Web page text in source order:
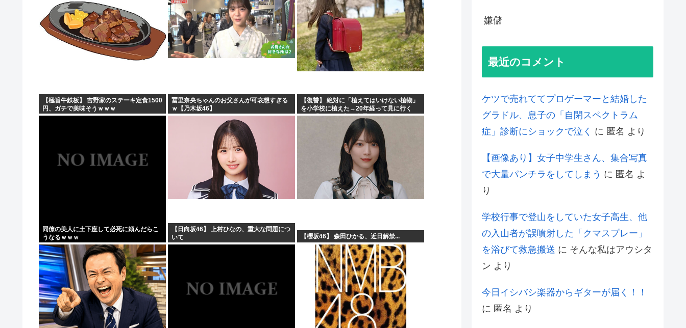
【極旨牛鉄板】 吉野家のステーキ定食1500
円、ガチで美味そうｗｗｗ
冨里奈央ちゃんのお父さんが可哀想すぎる
ｗ【乃木坂46】
【復讐】 絶対に「植えてはいけない植物」
を小学校に植えた→20年経って見に行く
と…「！？」衝撃の光景が・・・
同僚の美人に土下座して必死に頼んだらこ
うなるｗｗｗ
【日向坂46】 上村ひなの、重大な問題につ
いて
【櫻坂46】 森田ひかる、近日解禁...
嫌儲
最近のコメント
ケツで売れててプロゲーマーと結婚した
グラドル、息子の「自閉スペクトラム
症」診断にショックで泣く に 匿名 より
【画像あり】女子中学生さん、集合写真
で大量パンチラをしてしまう に 匿名 よ
り
学校行事で登山をしていた女子高生、他
の入山者が誤噴射した「クマスプレー」
を浴びて救急搬送 に そんな私はアウシタ
ン より
今日イシバシ楽器からギターが届く！！
に 匿名 より